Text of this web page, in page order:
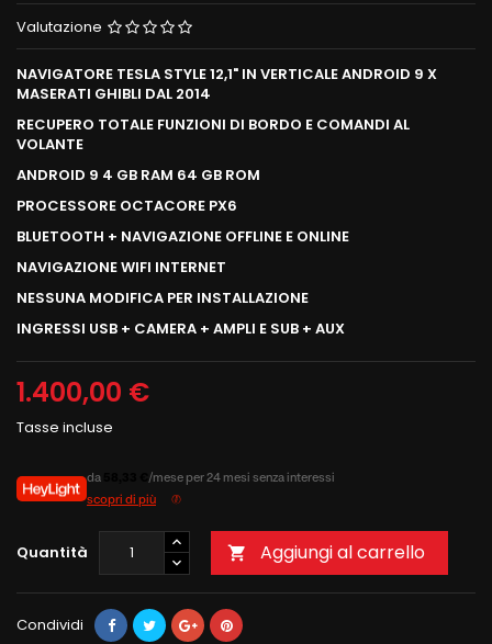
Valutazione
NAVIGATORE TESLA STYLE 12,1" IN VERTICALE ANDROID 9 X
MASERATI GHIBLI DAL 2014
RECUPERO TOTALE FUNZIONI DI BORDO E COMANDI AL
VOLANTE
ANDROID 9 4 GB RAM 64 GB ROM
PROCESSORE OCTACORE PX6
BLUETOOTH + NAVIGAZIONE OFFLINE E ONLINE
NAVIGAZIONE WIFI INTERNET
NESSUNA MODIFICA PER INSTALLAZIONE
INGRESSI USB + CAMERA + AMPLI E SUB + AUX
1.400,00 €
Tasse incluse
da
/mese per 24 mesi senza interessi
scopri di più
Quantità  Aggiungi al carrello
Condividi